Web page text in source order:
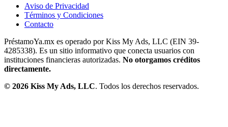
Aviso de Privacidad
Términos y Condiciones
Contacto
PréstamoYa.mx es operado por Kiss My Ads, LLC (EIN 39-
4285338). Es un sitio informativo que conecta usuarios con
instituciones financieras autorizadas. No otorgamos créditos
directamente.
© 2026 Kiss My Ads, LLC. Todos los derechos reservados.